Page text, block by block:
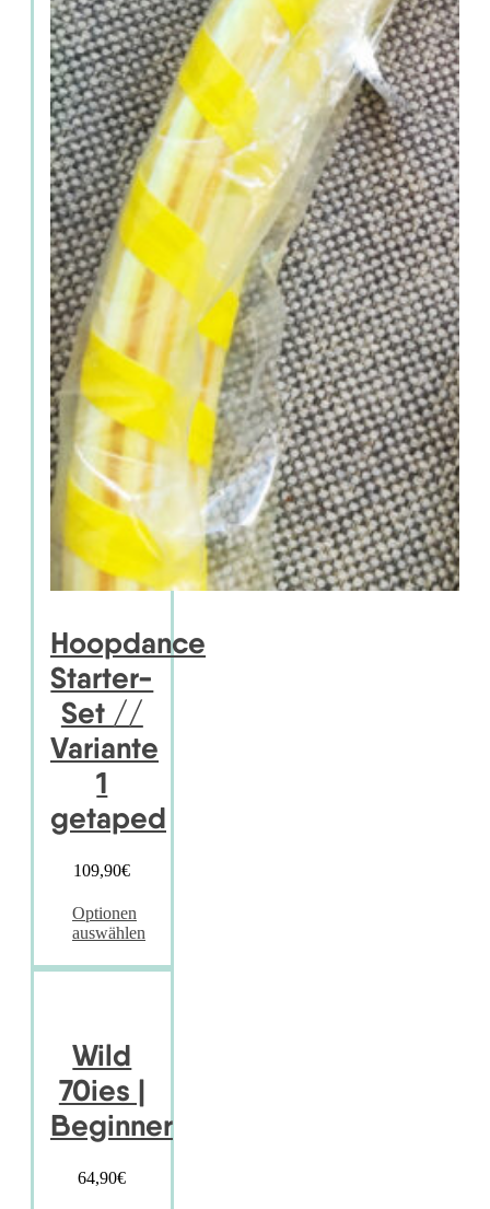
Hoopdance
Starter-
Set //
Variante
1
getaped
109,90€
Optionen
auswählen
Wild
70ies |
Beginner
64,90€